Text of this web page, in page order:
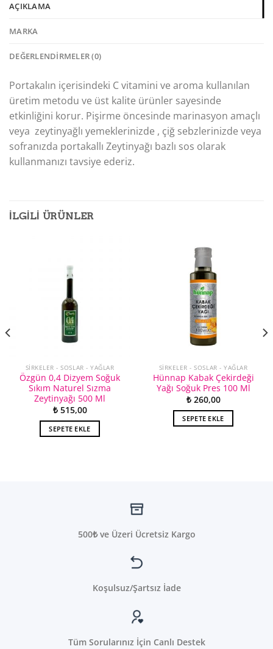
AÇIKLAMA
MARKA
DEĞERLENDIRMELER (0)
Portakalın içerisindeki C vitamini ve aroma kullanılan
üretim metodu ve üst kalite ürünler sayesinde
etkinliğini korur. Pişirme öncesinde marinasyon amaçlı
veya zeytinyağlı yemeklerinizde , çiğ sebzlerinizde veya
sofranızda portakallı Zeytinyağı bazlı sos olarak
kullanmanızı tavsiye ederiz.
İLGILI ÜRÜNLER
SIRKELER - SOSLAR - YAĞLAR
Özgün 0,4 Dizyem Soğuk
Sıkım Naturel Sızma
Zeytinyağı 500 Ml
₺515,00
SEPETE EKLE
SIRKELER - SOSLAR - YAĞLAR
Hünnap Kabak Çekirdeği
Yağı Soğuk Pres 100 Ml
₺260,00
SEPETE EKLE
500₺ ve Üzeri Ücretsiz Kargo
Koşulsuz/Şartsız İade
Tüm Sorularınız İçin Canlı Destek